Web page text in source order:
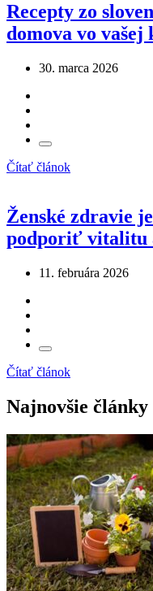
Recepty zo
domova vo vašej
30. marca 2026
Čítať článok
Ženské zdravie
podporiť vitalitu
11. februára 2026
Čítať článok
Najnovšie články